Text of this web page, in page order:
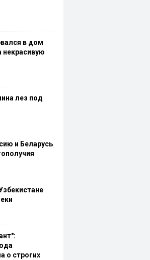
в дом
некрасивую
лез под
и Беларусь
о строгих